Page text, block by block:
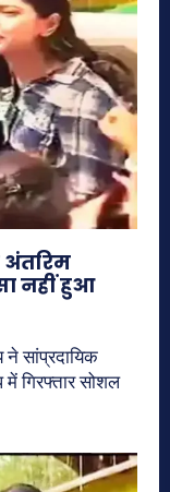
अंतरिम
नहीं हुआ
सांप्रदायिक
में गिरफ्तार सोशल